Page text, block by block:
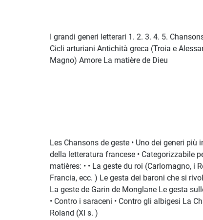
I grandi generi letterari 1. 2. 3. 4. 5.
Cicli arturiani Antichità greca (Troia e
Magno) Amore La matière de Dieu
Les Chansons de geste • Uno dei generi più
della letteratura francese • Categorizzabile
matières: • • La geste du roi (Carlomagno, i
Francia, ecc. ) Le gesta dei baroni che si
La geste de Garin de Monglane Le gesta
• Contro i saraceni • Contro gli albigesi La
Roland (XI s. )